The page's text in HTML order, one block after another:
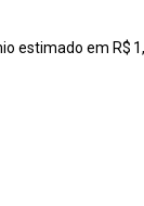
estimado em R$